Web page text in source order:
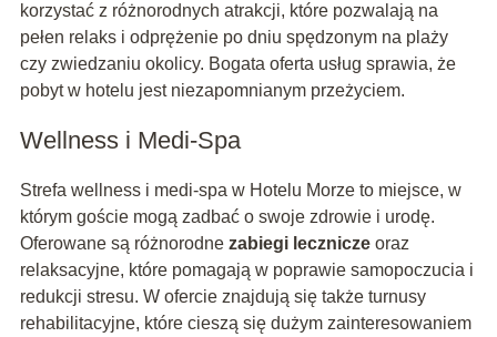
korzystać z różnorodnych atrakcji, które pozwalają na
pełen relaks i odprężenie po dniu spędzonym na plaży
czy zwiedzaniu okolicy. Bogata oferta usług sprawia, że
pobyt w hotelu jest niezapomnianym przeżyciem.
Wellness i Medi-Spa
Strefa wellness i medi-spa w Hotelu Morze to miejsce, w
którym goście mogą zadbać o swoje zdrowie i urodę.
Oferowane są różnorodne zabiegi leczniczeoraz
relaksacyjne, które pomagają w poprawie samopoczucia i
redukcji stresu. W ofercie znajdują się także turnusy
rehabilitacyjne, które cieszą się dużym zainteresowaniem